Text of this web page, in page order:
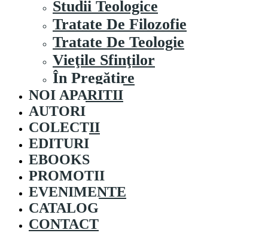
Studii Teologice
Tratate De Filozofie
Tratate De Teologie
Vieţile Sfinţilor
În Pregătire
NOI APARITII
AUTORI
COLECȚII
EDITURI
EBOOKS
PROMOȚII
EVENIMENTE
CATALOG
CONTACT